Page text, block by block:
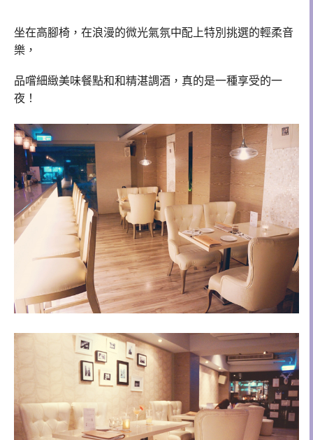
坐在高腳椅，在浪漫的微光氣氛中配上特別挑選的輕柔音
樂，
品嚐細緻美味餐點和和精湛調酒，真的是一種享受的一
夜！